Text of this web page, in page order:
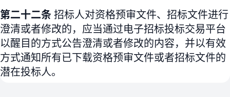
第二十二条招标人对资格预审文件、招标文件进行
澄清或者修改的，应当通过电子招标投标交易平台
以醒目的方式公告澄清或者修改的内容，并以有效
方式通知所有已下载资格预审文件或者招标文件的
潜在投标人。